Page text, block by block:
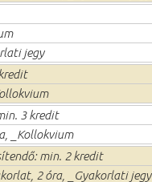
jegy
3 kredit
_Kollokvium
min. 2 kredit
2 óra, _Gyakorlati jegy